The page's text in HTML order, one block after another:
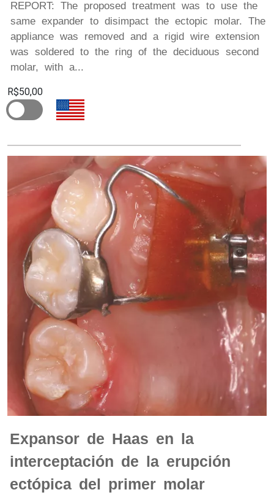
REPORT: The proposed treatment was to use the
same expander to disimpact the ectopic molar. The
appliance was removed and a rigid wire extension
was soldered to the ring of the deciduous second
molar, with a...
R$50,00
Expansor de Haas en la
interceptación de la erupción
ectópica del primer molar